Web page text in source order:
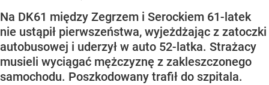
Na DK61 między Zegrzem i Serockiem 61-latek
nie ustąpił pierwszeństwa, wyjeżdżając z zatoczki
autobusowej i uderzył w auto 52-latka. Strażacy
musieli wyciągać mężczyznę z zakleszczonego
samochodu. Poszkodowany trafił do szpitala.